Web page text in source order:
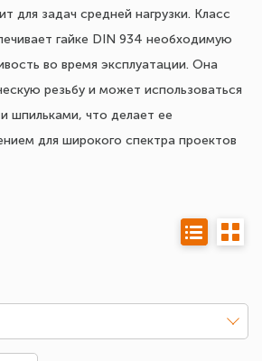
для задач средней нагрузки. Класс
гайке DIN 934 необходимую
во время эксплуатации. Она
резьбу и может использоваться
шпильками, что делает ее
для широкого спектра проектов